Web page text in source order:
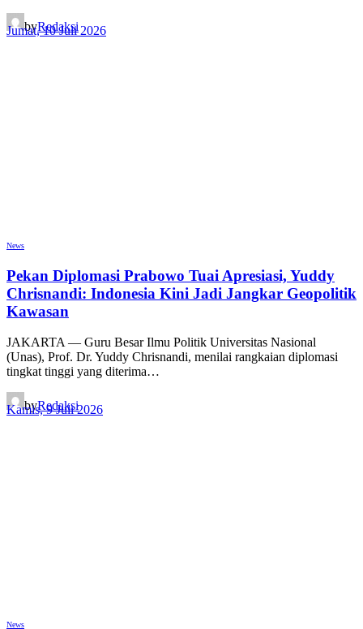
byRedaksi
Jumat, 10 Juli 2026
News
Pekan Diplomasi Prabowo Tuai Apresiasi, Yuddy
Chrisnandi: Indonesia Kini Jadi Jangkar Geopolitik
Kawasan
JAKARTA — Guru Besar Ilmu Politik Universitas Nasional
(Unas), Prof. Dr. Yuddy Chrisnandi, menilai rangkaian diplomasi
tingkat tinggi yang diterima…
byRedaksi
Kamis, 9 Juli 2026
News